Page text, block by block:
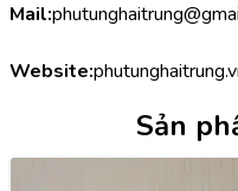
Mail:
Website:
Sản